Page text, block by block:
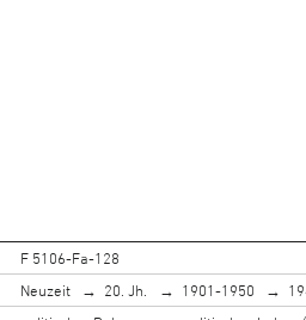
F 5106-Fa-128
Neuzeit 20. Jh. 1901-1950